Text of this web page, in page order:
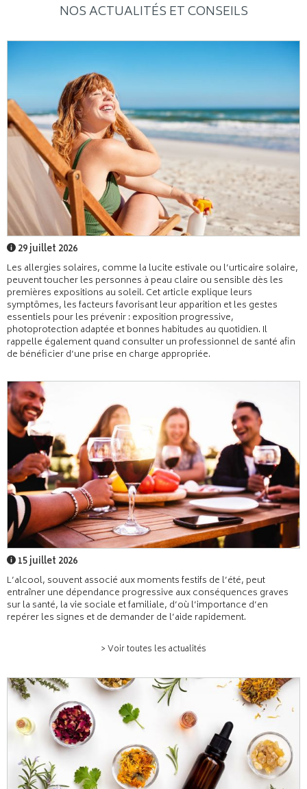
NOS ACTUALITÉS ET CONSEILS
29 juillet 2026
Les allergies solaires, comme la lucite estivale ou l’urticaire solaire,
peuvent toucher les personnes à peau claire ou sensible dès les
premières expositions au soleil. Cet article explique leurs
symptômes, les facteurs favorisant leur apparition et les gestes
essentiels pour les prévenir : exposition progressive,
photoprotection adaptée et bonnes habitudes au quotidien. Il
rappelle également quand consulter un professionnel de santé afin
de bénéficier d’une prise en charge appropriée.
15 juillet 2026
L’alcool, souvent associé aux moments festifs de l’été, peut
entraîner une dépendance progressive aux conséquences graves
sur la santé, la vie sociale et familiale, d’où l’importance d’en
repérer les signes et de demander de l’aide rapidement.
> Voir toutes les actualités